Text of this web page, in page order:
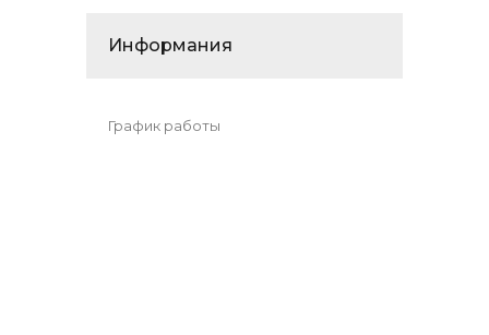
Информания
График работы